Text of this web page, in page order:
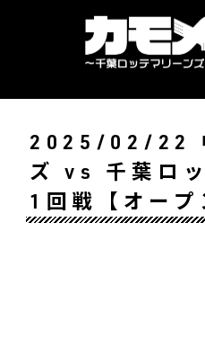
2025/02/22
ズ vs 千葉ロ
1回戦【オープ